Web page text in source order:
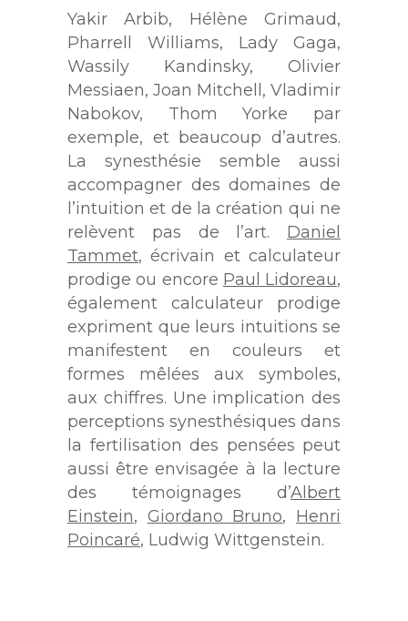
Yakir Arbib, Hélène Grimaud,
Pharrell Williams, Lady Gaga,
Wassily Kandinsky, Olivier
Messiaen, Joan Mitchell, Vladimir
Nabokov, Thom Yorke par
exemple, et beaucoup d’autres.
La synesthésie semble aussi
accompagner des domaines de
l’intuition et de la création qui ne
relèvent pas de l’art. Daniel
Tammet, écrivain et calculateur
prodige ou encore Paul Lidoreau,
également calculateur prodige
expriment que leurs intuitions se
manifestent en couleurs et
formes mêlées aux symboles,
aux chiffres. Une implication des
perceptions synesthésiques dans
la fertilisation des pensées peut
aussi être envisagée à la lecture
des témoignages d’Albert
Einstein, Giordano Bruno, Henri
Poincaré, Ludwig Wittgenstein.